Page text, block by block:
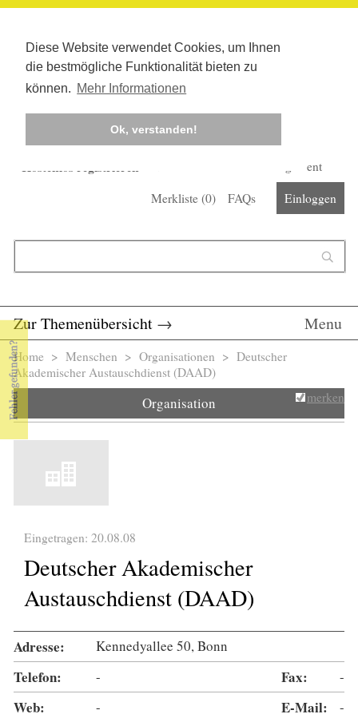
Diese Website verwendet Cookies, um Ihnen
die bestmögliche Funktionalität bieten zu
können. Mehr Informationen
Ok, verstanden!
Kostenlos registrieren
Corona-Management
Merkliste (0) FAQs Einloggen
Zur Themenübersicht → Menu
Sie sind hier
Home > Menschen > Organisationen > Deutscher
Akademischer Austauschdienst (DAAD)
Organisation merken
Eingetragen: 20.08.08
Deutscher Akademischer
Austauschdienst (DAAD)
Adresse: Kennedyallee 50, Bonn
Telefon: - Fax: -
Web: - E-Mail: -